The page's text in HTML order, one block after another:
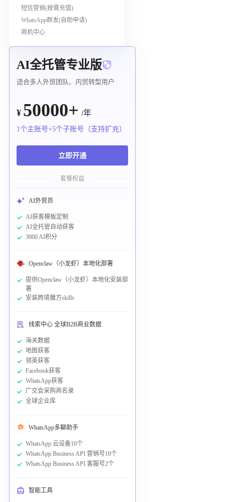
短信营销(按需充值)
WhatsApp群发(自助申请)
商机中心
AI全托管专业版
适合多人外贸团队、内贸转型用户
¥ 50000+ /年
1个主账号+5个子账号（支持扩充）
立即开通
套餐权益
AI外贸员
AI获客模板定制
AI全托管自动获客
3000 AI积分
Openclaw（小龙虾）本地化部署
提供Openclaw（小龙虾）本地化安装部
署
安装跨境魔方skills
线索中心 全球B2B商业数据
海关数据
地图获客
领英获客
Facebook获客
WhatsApp获客
广交会采购商名录
全球企业库
WhatsApp多聊助手
WhatsApp 云设备10个
WhatsApp Business API 营销号10个
WhatsApp Business API 客服号2个
智能工具